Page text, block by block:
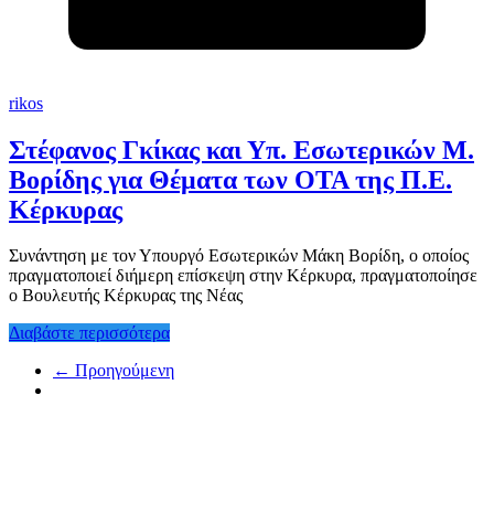
rikos
Στέφανος Γκίκας και Υπ. Εσωτερικών Μ.
Βορίδης για Θέματα των ΟΤΑ της Π.Ε.
Κέρκυρας
Συνάντηση με τον Υπουργό Εσωτερικών Μάκη Βορίδη, ο οποίος
πραγματοποιεί διήμερη επίσκεψη στην Κέρκυρα, πραγματοποίησε
ο Βουλευτής Κέρκυρας της Νέας
Διαβάστε περισσότερα
← Προηγούμενη